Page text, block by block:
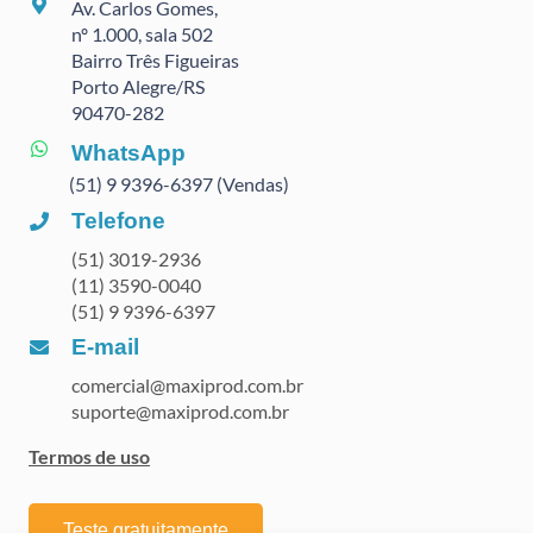
Av. Carlos Gomes,
nº 1.000, sala 502
Bairro Três Figueiras
Porto Alegre/RS
90470-282
WhatsApp
(51) 9 9396-6397 (Vendas)
Telefone
(51) 3019-2936
(11) 3590-0040
(51) 9 9396-6397
E-mail
comercial@maxiprod.com.br
suporte@maxiprod.com.br
Termos de uso